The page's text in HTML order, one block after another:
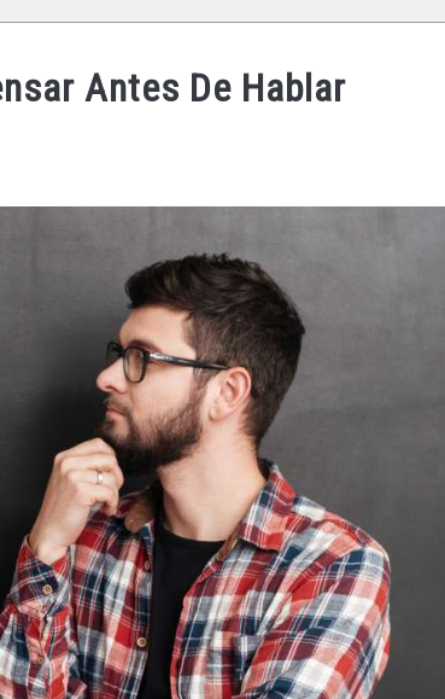
Antes De Hablar